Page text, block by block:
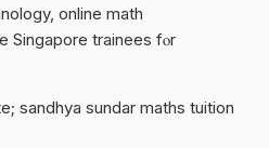
online math
Singapore trainees fⲟr
sandhya sundar maths tuition